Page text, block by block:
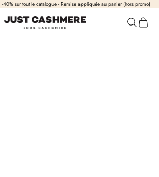
40% sur tout le catalogue - Remise appliquée au panier (hors promo)
Just Cashmere Ouvrir la
Voir